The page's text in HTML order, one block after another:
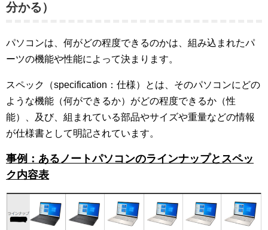
分かる）
パソコンは、何がどの程度できるのかは、組み込まれたパ
ーツの機能や性能によって決まります。
スペック（specification：仕様）とは、そのパソコンにどの
ような機能（何ができるか）がどの程度できるか（性
能）、及び、組まれている部品やサイズや重量などの情報
が仕様書として明記されています。
事例：あるノートパソコンのラインナップとスペッ
ク内容表